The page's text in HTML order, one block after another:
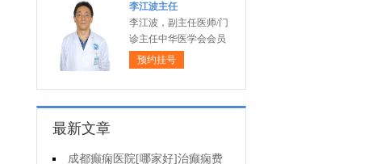
李江波主任
李江波，副主任医师/门
诊主任中华医学会会员
预约挂号
最新文章
成都癫痫医院[哪家好]治癫痫费